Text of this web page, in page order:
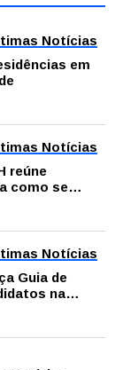
Notícias
em
Notícias
reúne
como se
Notícias
Guia de
na